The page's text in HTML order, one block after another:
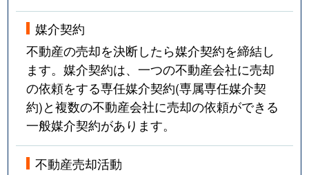
媒介契約
不動産の売却を決断したら媒介契約を締結し
ます。媒介契約は、一つの不動産会社に売却
の依頼をする専任媒介契約(専属専任媒介契
約)と複数の不動産会社に売却の依頼ができる
一般媒介契約があります。
不動産売却活動